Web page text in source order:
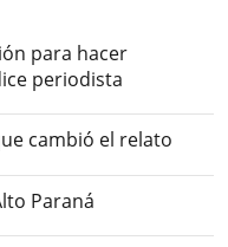
para hacer
periodista
cambió el relato
Paraná